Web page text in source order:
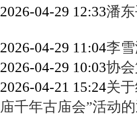
2026-04-29 12:33潘
2026-04-29 11:04李
2026-04-29 10:03协
2026-04-21 15:24关
庙千年古庙会”活动